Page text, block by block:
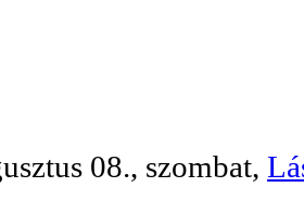
08., szombat,